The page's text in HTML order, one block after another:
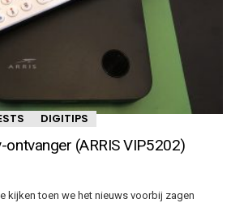
DIGITIPS
ontvanger (ARRIS VIP5202)
kijken toen we het nieuws voorbij zagen